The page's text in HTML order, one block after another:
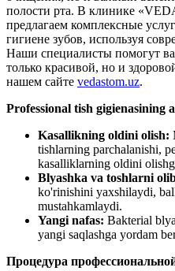
полости рта. В клинике
предлагаем комплексные
гигиене зубов, используя
Наши специалисты помогут
только красивой, но и
нашем сайте vedastom.uz.
Professional tish gigienasining
Kasallikning oldini olish:
tishlarning parchalanishi,
kasalliklarning oldini
Blyashka va toshlarni
ko'rinishini yaxshilaydi,
mustahkamlaydi.
Yangi nafas: Bakterial
yangi saqlashga yordam
Процедура